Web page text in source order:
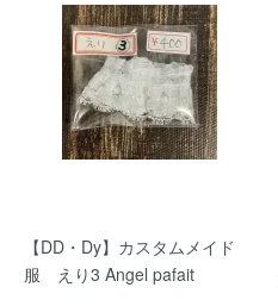
【DD・Dy】カスタムメイド
服 えり3 Angel pafait